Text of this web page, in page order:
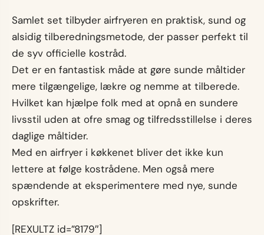
Samlet set tilbyder airfryeren en praktisk, sund og
alsidig tilberedningsmetode, der passer perfekt til
de syv officielle kostråd.
Det er en fantastisk måde at gøre sunde måltider
mere tilgængelige, lækre og nemme at tilberede.
Hvilket kan hjælpe folk med at opnå en sundere
livsstil uden at ofre smag og tilfredsstillelse i deres
daglige måltider.
Med en airfryer i køkkenet bliver det ikke kun
lettere at følge kostrådene. Men også mere
spændende at eksperimentere med nye, sunde
opskrifter.
[REXULTZ id=”8179″]